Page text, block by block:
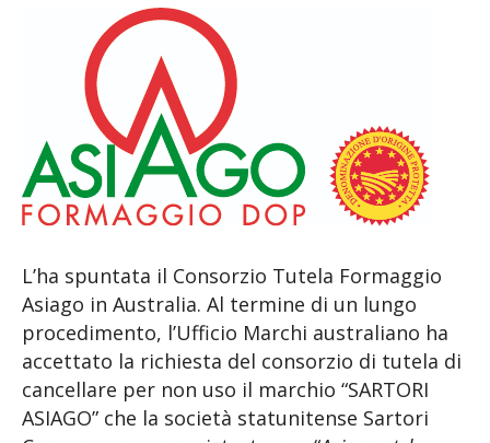
L’ha spuntata il Consorzio Tutela Formaggio
Asiago in Australia. Al termine di un lungo
procedimento, l’Ufficio Marchi australiano ha
accettato la richiesta del consorzio di tutela di
cancellare per non uso il marchio “SARTORI
ASIAGO” che la società statunitense Sartori